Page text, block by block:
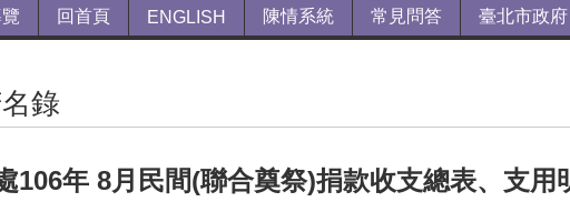
回首頁 ENGLISH 陳情系統 常見問答 臺北市政府
錄
106年 8月民間(聯合奠祭)捐款收支總表、支用